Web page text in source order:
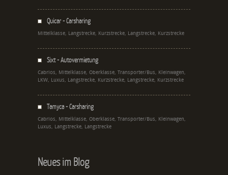
Quicar - Carsharing
Mittelklasse, Langstrecke, Kurzstrecke, Langstrecke, Kurzstrecke
Sixt - Autovermietung
Cabrios, Mittelklasse, Oberklasse, Transporter/Bus, Kleinwagen,
LKW, Luxus, Langstrecke, Kurzstrecke, Langstrecke, Kurzstrecke
Tamyca - Carsharing
Cabrios, Mittelklasse, Oberklasse, Transporter/Bus, Kleinwagen,
Luxus, Langstrecke, Langstrecke
Neues im Blog